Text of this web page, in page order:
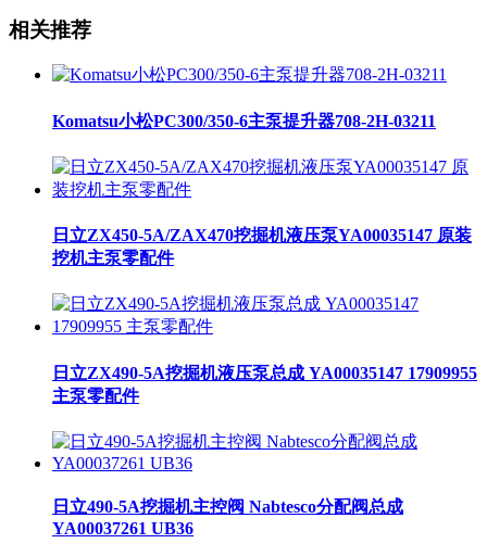
相关推荐
Komatsu小松PC300/350-6主泵提升器708-2H-03211
日立ZX450-5A/ZAX470挖掘机液压泵YA00035147 原装
挖机主泵零配件
日立ZX490-5A挖掘机液压泵总成 YA00035147 17909955
主泵零配件
日立490-5A挖掘机主控阀 Nabtesco分配阀总成
YA00037261 UB36